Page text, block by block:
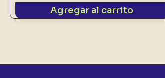
Agregar al carrito